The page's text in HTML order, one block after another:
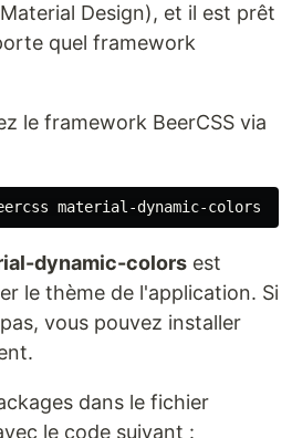
Design), et il est prêt
quel framework
le framework BeerCSS via
dynamic-colors est
le thème de l'application. Si
vous pouvez installer
dans le fichier
le code suivant :